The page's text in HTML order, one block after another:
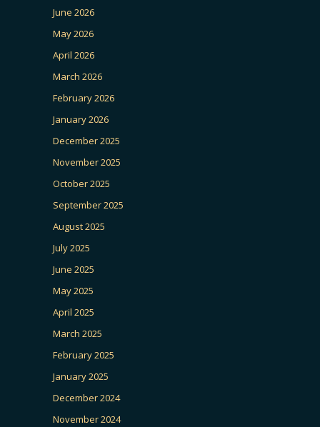
June 2026
May 2026
April 2026
March 2026
February 2026
January 2026
December 2025
November 2025
October 2025
September 2025
August 2025
July 2025
June 2025
May 2025
April 2025
March 2025
February 2025
January 2025
December 2024
November 2024